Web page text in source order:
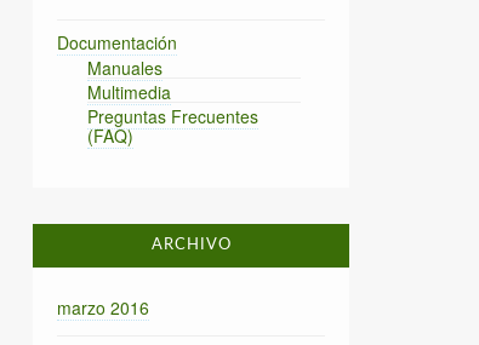
Documentación
Manuales
Multimedia
Preguntas Frecuentes
(FAQ)
ARCHIVO
marzo 2016